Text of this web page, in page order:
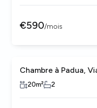
€590/mois
Chambre à Padua,
20m² 2